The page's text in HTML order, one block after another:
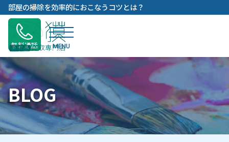
内
容
キ
プ
部屋の掃除を効率的におこなうコツとは？
無料通話
BLOG